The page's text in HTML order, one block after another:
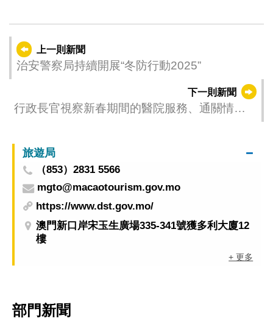
上一則新聞
治安警察局持續開展“冬防行動2025”
下一則新聞
行政長官視察新春期間的醫院服務、通關情況
旅遊局
（853）2831 5566
mgto@macaotourism.gov.mo
https://www.dst.gov.mo/
澳門新口岸宋玉生廣場335-341號獲多利大廈12
樓
+ 更多
部門新聞